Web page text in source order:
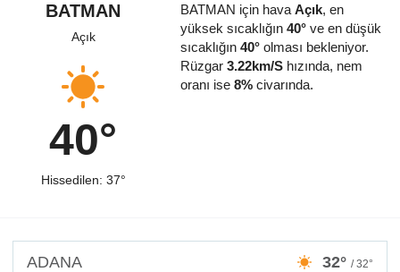
BATMAN
Açık
40°
Hissedilen: 37°
BATMAN için hava Açık, en
yüksek sıcaklığın 40°ve en düşük
sıcaklığın 40°olması bekleniyor.
Rüzgar 3.22km/Shızında, nem
oranı ise 8%civarında.
ADANA 32° / 32°